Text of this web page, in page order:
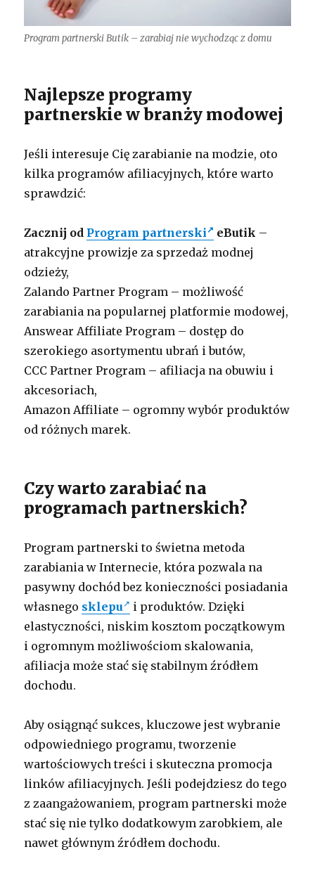
Program partnerski Butik – zarabiaj nie wychodząc z domu
Najlepsze programy
partnerskie w branży modowej
Jeśli interesuje Cię zarabianie na modzie, oto
kilka programów afiliacyjnych, które warto
sprawdzić:
Zacznij od Program partnerski eButik –
atrakcyjne prowizje za sprzedaż modnej
odzieży,
Zalando Partner Program – możliwość
zarabiania na popularnej platformie modowej,
Answear Affiliate Program – dostęp do
szerokiego asortymentu ubrań i butów,
CCC Partner Program – afiliacja na obuwiu i
akcesoriach,
Amazon Affiliate – ogromny wybór produktów
od różnych marek.
Czy warto zarabiać na
programach partnerskich?
Program partnerski to świetna metoda
zarabiania w Internecie, która pozwala na
pasywny dochód bez konieczności posiadania
własnego sklepu
i produktów. Dzięki
elastyczności, niskim kosztom początkowym
i ogromnym możliwościom skalowania,
afiliacja może stać się stabilnym źródłem
dochodu.
Aby osiągnąć sukces, kluczowe jest wybranie
odpowiedniego programu, tworzenie
wartościowych treści i skuteczna promocja
linków afiliacyjnych. Jeśli podejdziesz do tego
z zaangażowaniem, program partnerski może
stać się nie tylko dodatkowym zarobkiem, ale
nawet głównym źródłem dochodu.